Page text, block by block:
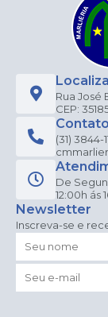
Rua José
CEP:
Contato
(31) 3844-
De
12:00h ás
Newsletter
Inscreva-se e